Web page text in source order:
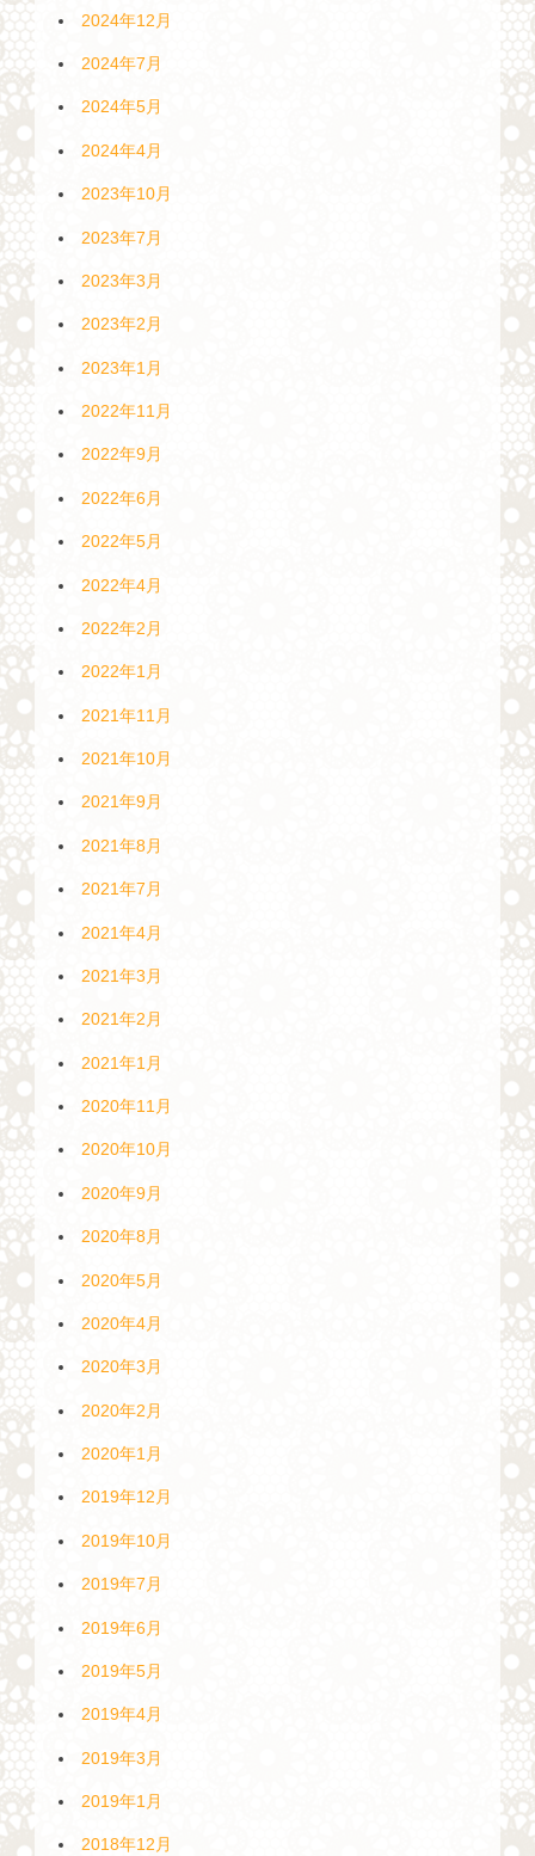
2024年12月
2024年7月
2024年5月
2024年4月
2023年10月
2023年7月
2023年3月
2023年2月
2023年1月
2022年11月
2022年9月
2022年6月
2022年5月
2022年4月
2022年2月
2022年1月
2021年11月
2021年10月
2021年9月
2021年8月
2021年7月
2021年4月
2021年3月
2021年2月
2021年1月
2020年11月
2020年10月
2020年9月
2020年8月
2020年5月
2020年4月
2020年3月
2020年2月
2020年1月
2019年12月
2019年10月
2019年7月
2019年6月
2019年5月
2019年4月
2019年3月
2019年1月
2018年12月